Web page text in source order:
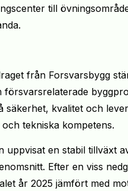
till
från Forsvarsbygg
försvarsrelaterade
säkerhet, kvalitet och
tekniska kompetens.
uppvisat en stabil tillväxt
Efter en viss
år 2025 jämfört med